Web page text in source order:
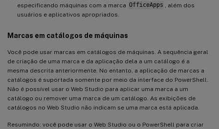
especificando máquinas com a marca OfficeApps
, além dos
usuários e aplicativos apropriados.
Marcas em catálogos de máquinas
Você pode usar marcas em catálogos de máquinas. A sequência geral
de criação de uma marca e da aplicação dela a um catálogo é a
mesma descrita anteriormente. No entanto, a aplicação de marcas a
catálogos é suportada somente por meio da interface do PowerShell.
Não é possível usar o Web Studio para aplicar uma marca a um
catálogo ou remover uma marca de um catálogo. As exibições de
catálogos no Web Studio não indicam se uma marca está aplicada.
Resumindo: você pode usar o Web Studio ou o PowerShell para criar